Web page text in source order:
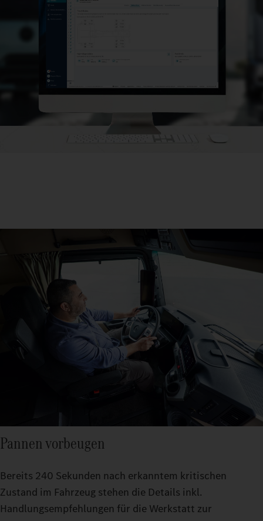
Pannen vorbeugen
Bereits 240 Sekunden nach erkanntem kritischen
Zustand im Fahrzeug stehen die Details inkl.
Handlungsempfehlungen für die Werkstatt zur